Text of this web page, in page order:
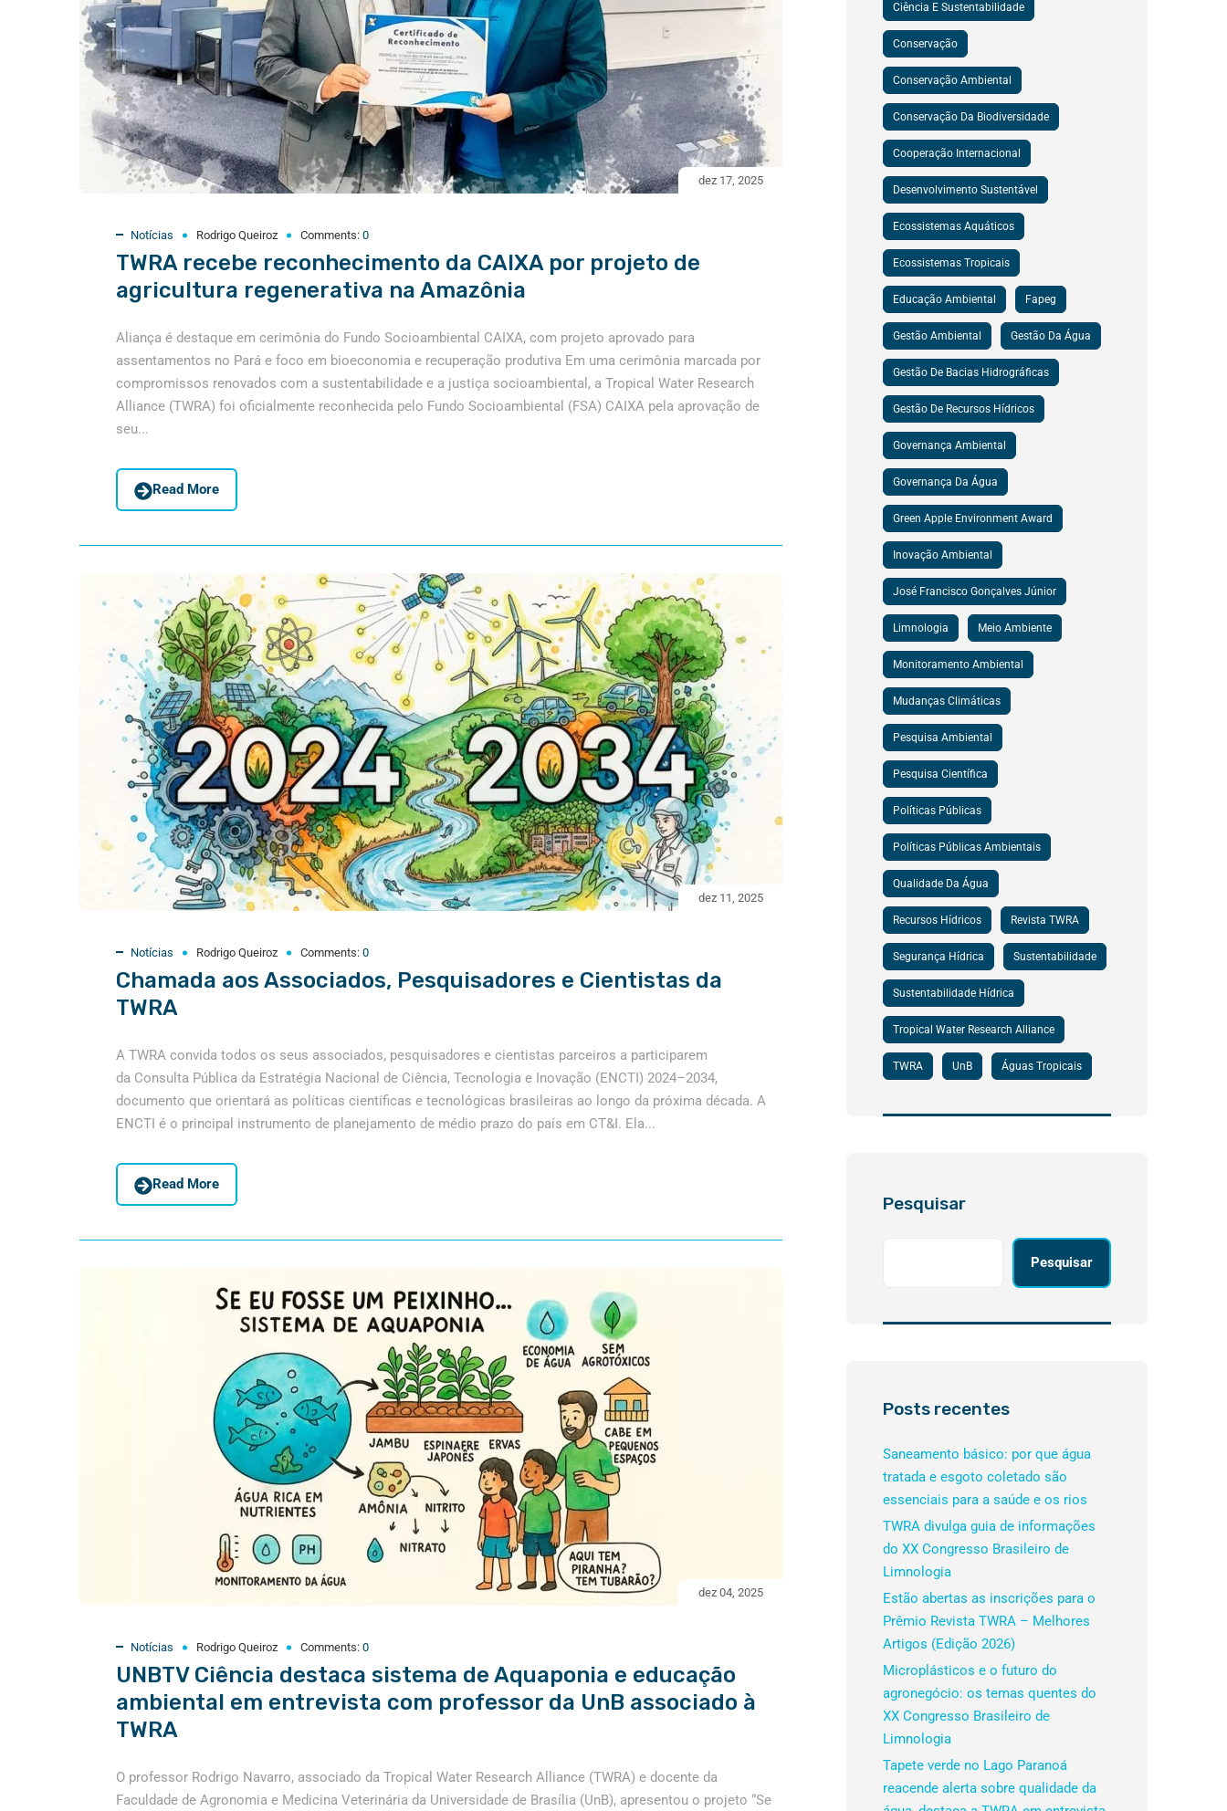
dez 17, 2025
Notícias Rodrigo Queiroz Comments: 0
TWRA recebe reconhecimento da CAIXA por projeto de
agricultura regenerativa na Amazônia
Aliança é destaque em cerimônia do Fundo Socioambiental CAIXA, com projeto aprovado para
assentamentos no Pará e foco em bioeconomia e recuperação produtiva Em uma cerimônia marcada por
compromissos renovados com a sustentabilidade e a justiça socioambiental, a Tropical Water Research
Alliance (TWRA) foi oficialmente reconhecida pelo Fundo Socioambiental (FSA) CAIXA pela aprovação de
seu...
Read More
dez 11, 2025
Notícias Rodrigo Queiroz Comments: 0
Chamada aos Associados, Pesquisadores e Cientistas da
TWRA
A TWRA convida todos os seus associados, pesquisadores e cientistas parceiros a participarem
da Consulta Pública da Estratégia Nacional de Ciência, Tecnologia e Inovação (ENCTI) 2024–2034,
documento que orientará as políticas científicas e tecnológicas brasileiras ao longo da próxima década. A
ENCTI é o principal instrumento de planejamento de médio prazo do país em CT&I. Ela...
Read More
dez 04, 2025
Notícias Rodrigo Queiroz Comments: 0
UNBTV Ciência destaca sistema de Aquaponia e educação
ambiental em entrevista com professor da UnB associado à
TWRA
O professor Rodrigo Navarro, associado da Tropical Water Research Alliance (TWRA) e docente da
Faculdade de Agronomia e Medicina Veterinária da Universidade de Brasília (UnB), apresentou o projeto “Se
Ciência E Sustentabilidade
Conservação
Conservação Ambiental
Conservação Da Biodiversidade
Cooperação Internacional
Desenvolvimento Sustentável
Ecossistemas Aquáticos
Ecossistemas Tropicais
Educação Ambiental Fapeg
Gestão Ambiental Gestão Da Água
Gestão De Bacias Hidrográficas
Gestão De Recursos Hídricos
Governança Ambiental
Governança Da Água
Green Apple Environment Award
Inovação Ambiental
José Francisco Gonçalves Júnior
Limnologia Meio Ambiente
Monitoramento Ambiental
Mudanças Climáticas
Pesquisa Ambiental
Pesquisa Científica
Políticas Públicas
Políticas Públicas Ambientais
Qualidade Da Água
Recursos Hídricos Revista TWRA
Segurança Hídrica Sustentabilidade
Sustentabilidade Hídrica
Tropical Water Research Alliance
TWRA UnB Águas Tropicais
Pesquisar
Pesquisar
Posts recentes
Saneamento básico: por que água
tratada e esgoto coletado são
essenciais para a saúde e os rios
TWRA divulga guia de informações
do XX Congresso Brasileiro de
Limnologia
Estão abertas as inscrições para o
Prêmio Revista TWRA – Melhores
Artigos (Edição 2026)
Microplásticos e o futuro do
agronegócio: os temas quentes do
XX Congresso Brasileiro de
Limnologia
Tapete verde no Lago Paranoá
reacende alerta sobre qualidade da